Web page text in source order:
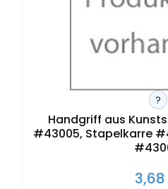
?
Handgriff aus
#43005, Stapelkarre